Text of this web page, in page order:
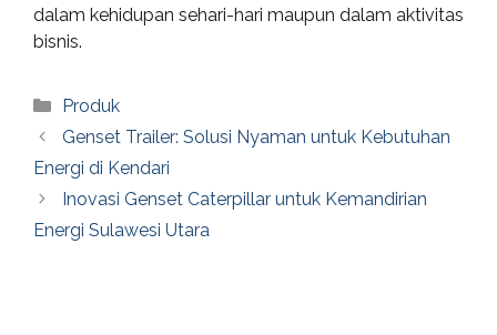
dalam kehidupan sehari-hari maupun dalam aktivitas
bisnis.
Categories
Produk
Genset Trailer: Solusi Nyaman untuk Kebutuhan
Energi di Kendari
Inovasi Genset Caterpillar untuk Kemandirian
Energi Sulawesi Utara